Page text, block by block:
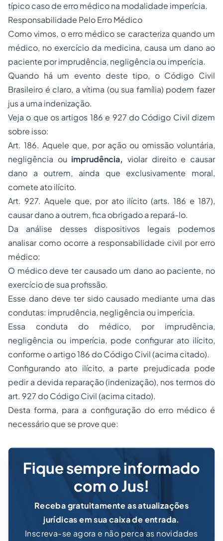
típico caso de erro médico na modalidade imperícia.
Responsabilidade Pelo Erro Médico
Como vimos, o erro médico se caracteriza quando um
médico, no exercício da medicina, causa um dano ao
paciente por imprudência, negligência ou imperícia.
Quando há um evento deste tipo, o Código Civil
Brasileiro é claro, a vítima (ou sua família) podem fazer
jus a uma indenização.
Veja o que os artigos 186 e 927 do Código Civil dizem
sobre isso:
Art. 186. Aquele que, por ação ou omissão voluntária,
negligência ou imprudência, violar direito e causar
dano a outrem, ainda que exclusivamente moral,
comete ato ilícito.
Art. 927. Aquele que, por ato ilícito (arts. 186 e 187),
causar dano a outrem, fica obrigadoa repará-lo.
Da análise desses dispositivos legais podemos
analisar como ocorre a responsabilidade civil por erro
médico:
O médico deve ter causado um dano ao paciente, no
exercício de sua profissão.
Esse dano deve ter sido causado mediante uma das
condutas: imprudência, negligência ou imperícia.
Essa conduta do médico, por imprudência,
negligência ou imperícia, pode configurar ato ilícito,
conforme o artigo 186 do Código Civil (acima citado).
Configurando ato ilícito, a parte prejudicada pode
pedir a devida reparação (indenização), nos termos do
art. 927 do Código Civil (acima citado).
Desta forma, para a configuração do erro médico é
necessário que se prove que:
Fique sempre informado
com o Jus!
Receba gratuitamente as atualizações
jurídicas em sua caixa de entrada.
Inscreva-se agora e não perca as novidades